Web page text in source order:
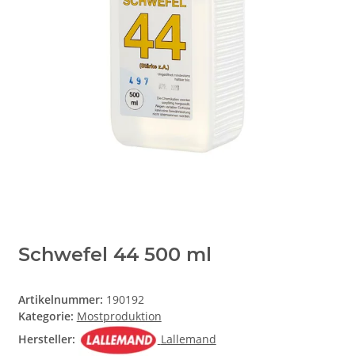
Schwefel 44 500 ml
Artikelnummer: 190192
Kategorie: Mostproduktion
Hersteller:
Lallemand